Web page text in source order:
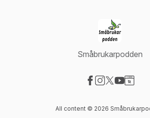
Småbrukarpodden
All content © 2026